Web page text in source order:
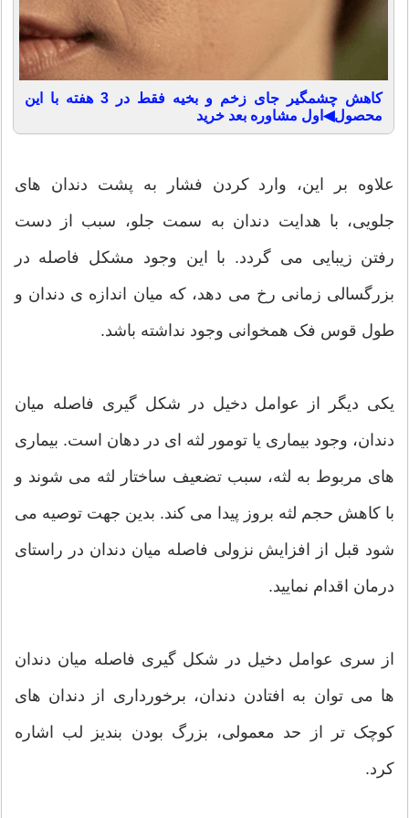
کاهش چشمگیر جای زخم و بخیه فقط در 3 هفته با این
محصول◀اول مشاوره بعد خرید
علاوه بر این، وارد کردن فشار به پشت دندان های
جلویی، با هدایت دندان به سمت جلو، سبب از دست
رفتن زیبایی می گردد. با این وجود مشکل فاصله در
بزرگسالی زمانی رخ می دهد، که میان اندازه ی دندان و
طول قوس فک همخوانی وجود نداشته باشد.
یکی دیگر از عوامل دخیل در شکل گیری فاصله میان
دندان، وجود بیماری یا تومور لثه ای در دهان است. بیماری
های مربوط به لثه، سبب تضعیف ساختار لثه می شوند و
با کاهش حجم لثه بروز پیدا می کند. بدین جهت توصیه می
شود قبل از افزایش نزولی فاصله میان دندان در راستای
درمان اقدام نمایید.
از سری عوامل دخیل در شکل گیری فاصله میان دندان
ها می توان به افتادن دندان، برخورداری از دندان های
کوچک تر از حد معمولی، بزرگ بودن بندیز لب اشاره
کرد.